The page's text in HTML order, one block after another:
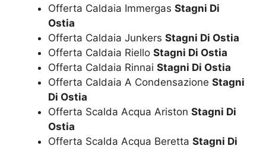
Offerta Caldaia Immergas Stagni Di
Ostia
Offerta Caldaia Junkers Stagni Di Ostia
Offerta Caldaia Riello Stagni Di Ostia
Offerta Caldaia Rinnai Stagni Di Ostia
Offerta Caldaia A Condensazione Stagni
Di Ostia
Offerta Scalda Acqua Ariston Stagni Di
Ostia
Offerta Scalda Acqua Beretta Stagni Di